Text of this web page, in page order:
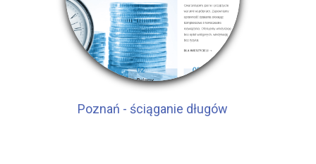
Poznań - ściąganie długów